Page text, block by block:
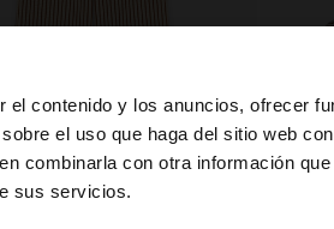
contenido y los anuncios, ofrecer
el uso que haga del sitio web
combinarla con otra información
sus servicios.
ir a la web de United States?